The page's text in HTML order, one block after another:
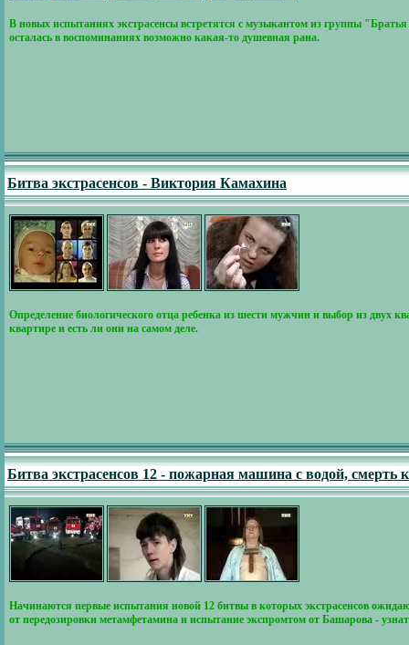
В новых испытаниях экстрасенсы встретятся с музыкантом из группы
осталась в воспоминаниях возможно какая-то душевная рана.
Битва экстрасенсов - Виктория Камахина
Определение биологического отца ребенка из шести мужчин и выбор из двух
квартире и есть ли они на самом деле.
Битва экстрасенсов 12 - пожарная машина с водой,
Начинаются первые испытания новой 12 битвы в которых экстрасенсов
от передозировки метамфетамина и испытание экспромтом от Башарова -